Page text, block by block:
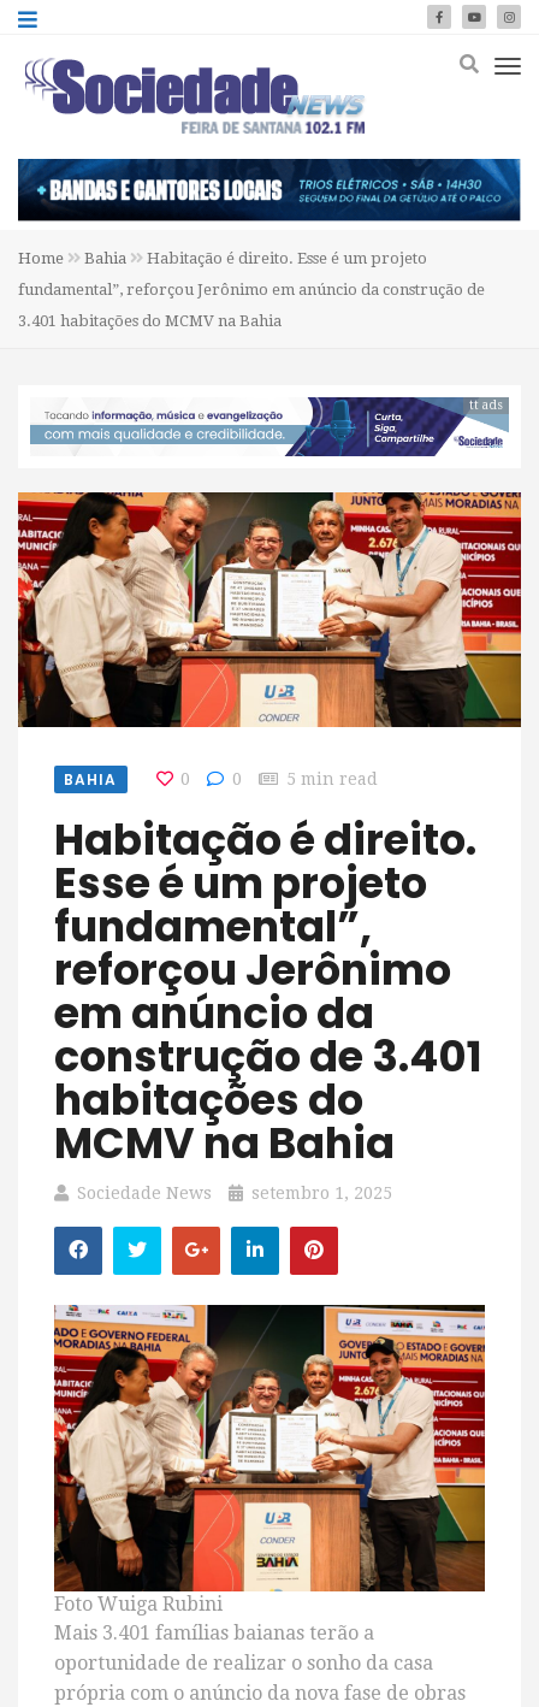
Home Bahia
Habitação é direito. Esse é um projeto
fundamental”, reforçou Jerônimo em anúncio da construção de
3.401 habitações do MCMV na Bahia
tt ads
BAHIA 0 0 5 min read
Habitação é direito.
Esse é um projeto
fundamental”,
reforçou Jerônimo
em anúncio da
construção de 3.401
habitações do
MCMV na Bahia
Sociedade News setembro 1, 2025
Foto Wuiga Rubini
Mais 3.401 famílias baianas terão a
oportunidade de realizar o sonho da casa
própria com o anúncio da nova fase de obras